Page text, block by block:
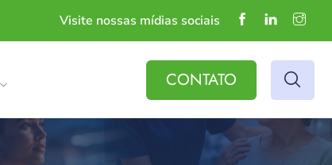
Visite nossas mídias sociais
CONTATO